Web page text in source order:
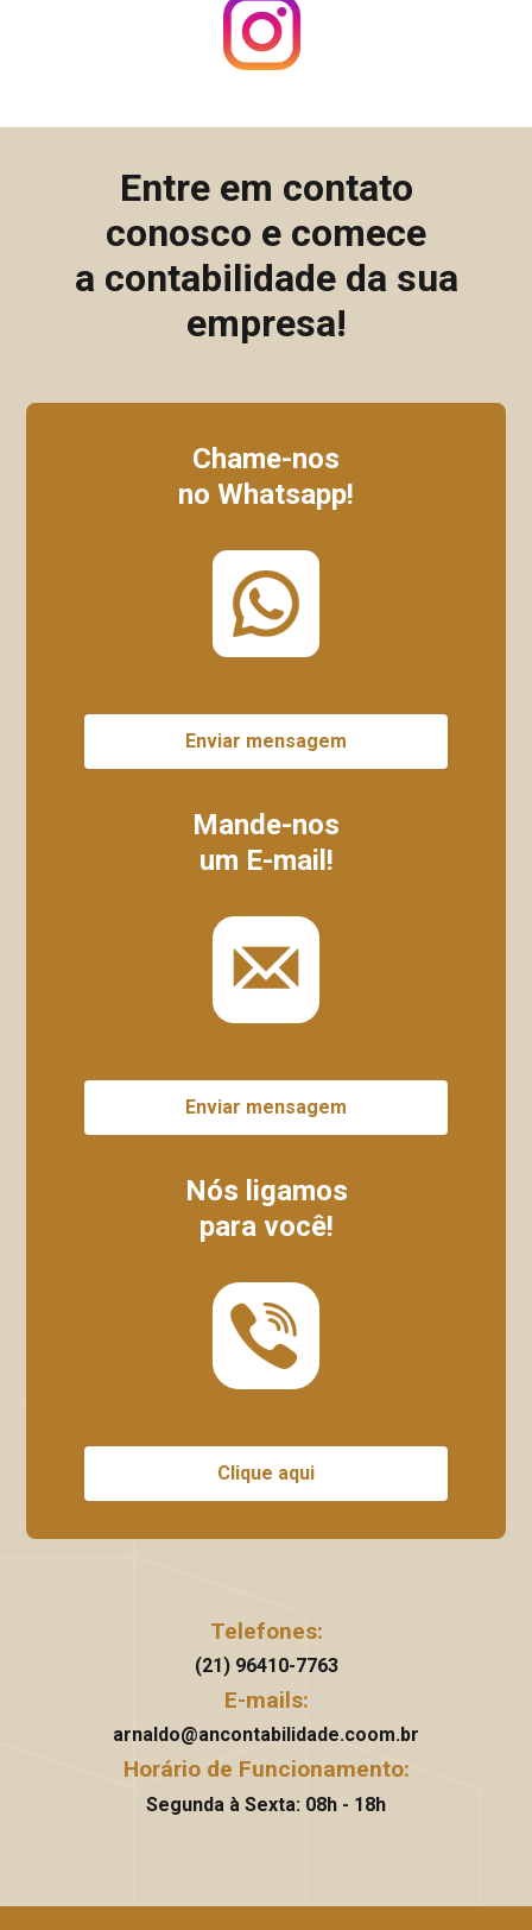
Entre em contato
conosco e comece
a contabilidade da sua
empresa!
Chame-nos
no Whatsapp!
Enviar mensagem
Mande-nos
um E-mail!
Enviar mensagem
Nós ligamos
para você!
Clique aqui
Telefones:
(21) 96410-7763
E-mails:
arnaldo@ancontabilidade.coom.br
Horário de Funcionamento:
Segunda à Sexta: 08h - 18h